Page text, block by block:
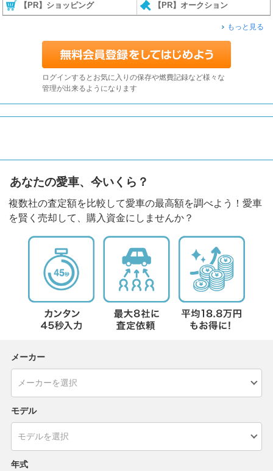
【PR】ショッピング 【PR】オークション
もっと見る
ログインするとお気に入りの保存や燃費記録など様々な
管理が出来るようになります
あなたの愛車、今いくら？
複数社の査定額を比較して愛車の最高額を調べよう！愛車
を賢く売却して、購入資金にしませんか？
メーカー
モデル
年式